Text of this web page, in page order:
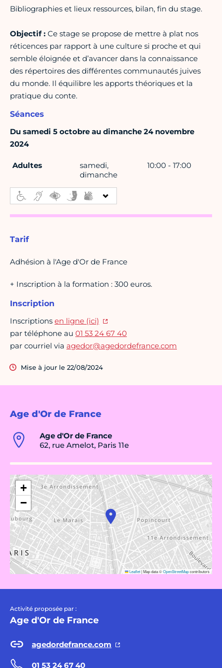
Age d'Or de France
Age d'Or de France
62, rue Amelot, Paris 11e
+
−
Leaflet|Map data ©OpenStreetMapcontributors
Activité proposée par :
Age d'Or de France
agedordefrance.com
01 53 24 67 40
Bibliographies et lieux ressources, bilan, fin du stage.
Objectif : Ce stage se propose de mettre à plat nos
réticences par rapport à une culture si proche et qui
semble éloignée et d’avancer dans la connaissance
des répertoires des différentes communautés juives
du monde. Il équilibre les apports théoriques et la
pratique du conte.
Séances
Du samedi 5 octobre au dimanche 24 novembre
2024
Adultes
samedi,
dimanche
10:00 - 17:00
Tarif
Adhésion à l'Age d'Or de France
+ Inscription à la formation : 300 euros.
Inscription
Inscriptions en ligne (ici)
par téléphone au 01 53 24 67 40
par courriel via agedor@agedordefrance.com
Mise à jour le 22/08/2024